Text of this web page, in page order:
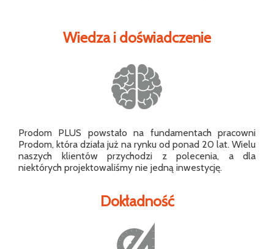
Wiedza i doświadczenie
Prodom PLUS powstało na fundamentach pracowni
Prodom, która działa już na rynku od ponad 20 lat. Wielu
naszych klientów przychodzi z polecenia, a dla
niektórych projektowaliśmy nie jedną inwestycję.
Dokładność